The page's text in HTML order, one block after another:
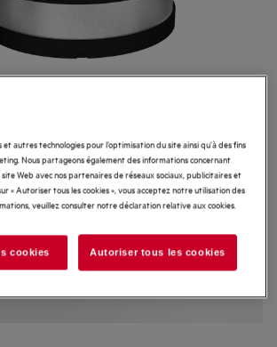
ambiance silencieuse et agréable dans la cuisine.
ambiance de cuisine silencieuse et agréable.
facilement, une solution empilable parfaite.
et autres technologies pour l’optimisation du site ainsi qu’à des fins
Nous partageons également des informations concernant
Web avec nos partenaires de réseaux sociaux, publicitaires et
« Autoriser tous les cookies », vous acceptez notre utilisation des
veuillez consulter notre déclaration relative aux cookies.
cookies Autoriser tous les cookies